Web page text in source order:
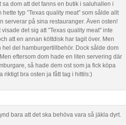
sa dom att det fanns en butik i saluhallen i
typ ”Texas quality meat” som sålde allt
serverar på sina restauranger. Även osten!
det sig att ”Texas quality meat” inte
att en annan köttdisk har tagit över. Men
hel del hamburgertillbehör. Dock sålde dom
eftersom dom hade en liten servering där
så hade dem ost som ja fick köpa
riktigt bra osten ja fått tag i hittils:)
bara att det ska behöva vara så jäkla dyrt.